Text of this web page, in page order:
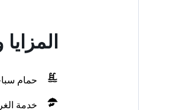
حمام
خدمة